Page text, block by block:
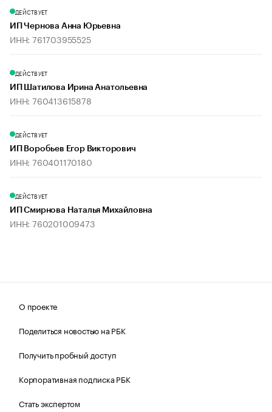
ДЕЙСТВУЕТ
ИП Чернова Анна Юрьевна
ИНН: 761703955525
ДЕЙСТВУЕТ
ИП Шатилова Ирина Анатольевна
ИНН: 760413615878
ДЕЙСТВУЕТ
ИП Воробьев Егор Викторович
ИНН: 760401170180
ДЕЙСТВУЕТ
ИП Смирнова Наталья Михайловна
ИНН: 760201009473
О проекте
Поделиться новостью на РБК
Получить пробный доступ
Корпоративная подписка РБК
Стать экспертом